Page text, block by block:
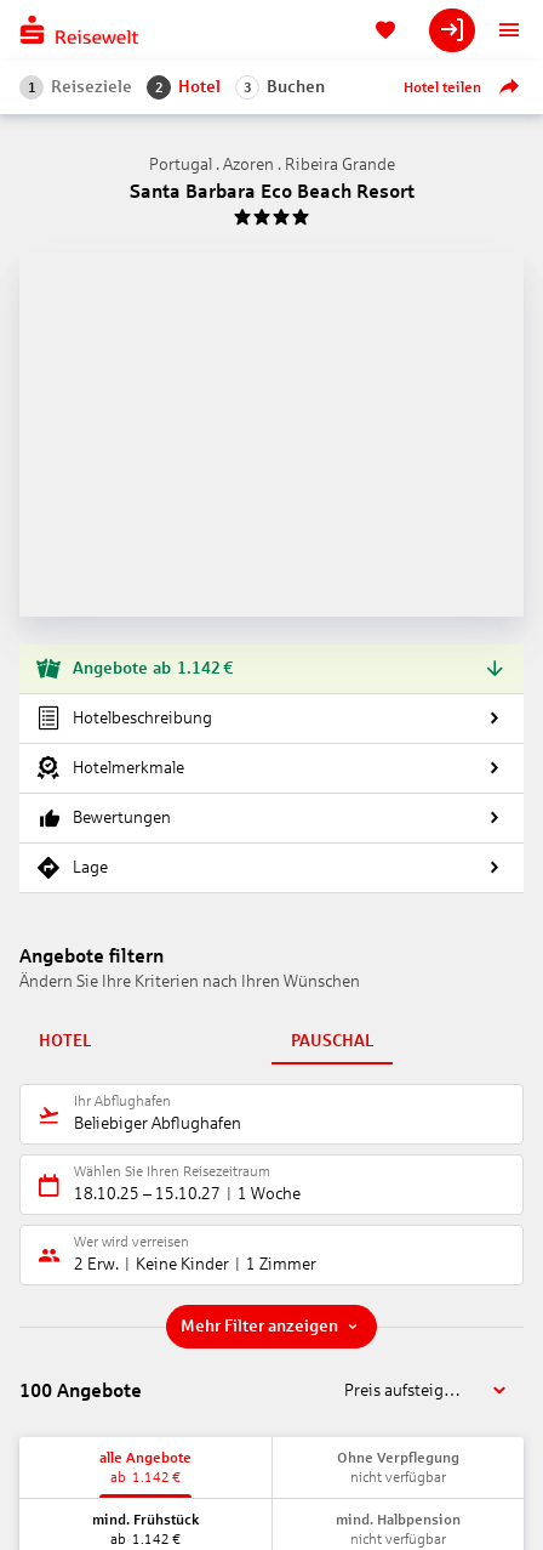
1 Reiseziele 2 Hotel 3 Buchen Hotel teilen
Portugal . Azoren . Ribeira Grande
Santa Barbara Eco Beach Resort
4
Angebote ab 1.142 €
Hotelbeschreibung
Hotelmerkmale
Bewertungen
Lage
Angebote filtern
Ändern Sie Ihre Kriterien nach Ihren Wünschen
HOTEL PAUSCHAL
Ihr Abflughafen
Beliebiger Abflughafen
Wählen Sie Ihren Reisezeitraum
18.10.25 – 15.10.27 1 Woche
Wer wird verreisen
2 Erw. Keine Kinder 1 Zimmer
Mehr Filter anzeigen
100 Angebote Preis aufsteigend
alle Angebote
ab 1.142 €
Ohne Verpflegung
nicht verfügbar
mind. Frühstück
ab 1.142 €
mind. Halbpension
nicht verfügbar